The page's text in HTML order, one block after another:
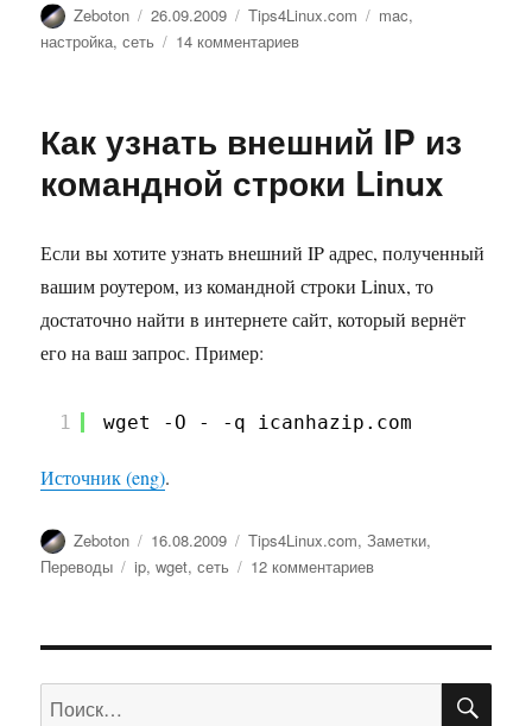
Автор
Zeboton Опубликовано
26.09.2009 Рубрики
Tips4Linux.com Метки
mac,
настройка,сеть 14 комментариевк
MAC-
в
Как узнать внешний IP из
командной строки Linux
Если вы хотите узнать внешний IP адрес, полученный
вашим роутером, из командной строки Linux, то
достаточно найти в интернете сайт, который вернёт
его на ваш запрос. Пример:
1 wget -O - -q icanhazip.com
Источник (eng).
Автор
Zeboton Опубликовано
16.08.2009 Рубрики
Tips4Linux.com,Заметки,
Переводы
Метки
ip,wget,сеть 12 комментариевк
IP
Искать: